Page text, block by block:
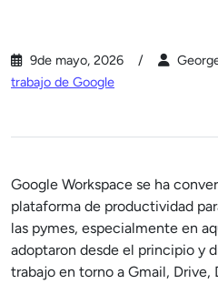
9de mayo, 2026
trabajo de Google
Google Workspace se ha
plataforma de productividad
las pymes, especialmente en
adoptaron desde el principio y
trabajo en torno a Gmail, Drive,